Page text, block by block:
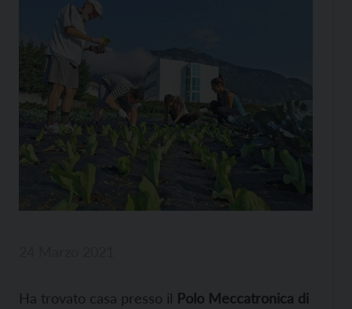
Ha trovato casa presso il Polo Meccatronica di